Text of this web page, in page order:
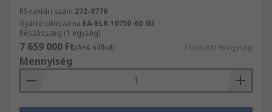
RS raktári szám 272-8776
Gyártó cikkszáma EA-ELR 10750-60 3U
Részösszeg (1 egység)
7 659 000 Ft(ÁFA nélkül) 7 659 000 Ft/egység
Mennyiség